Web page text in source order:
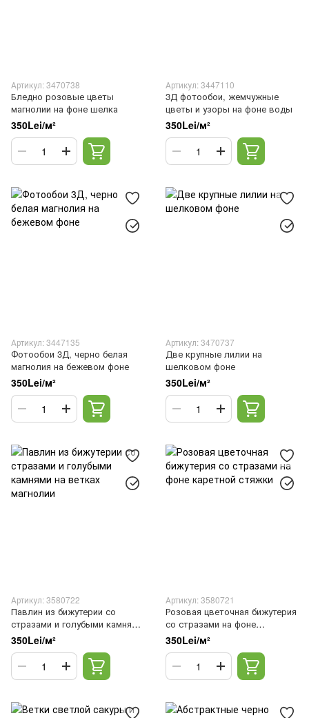
Артикул: 3470738
Бледно розовые цветы
магнолии на фоне шелка
350Lei/м²
Артикул: 3447110
3Д фотообои, жемчужные
цветы и узоры на фоне воды
350Lei/м²
Артикул: 3447135
Фотообои 3Д, черно белая
магнолия на бежевом фоне
350Lei/м²
Артикул: 3470737
Две крупные лилии на
шелковом фоне
350Lei/м²
Артикул: 3580722
Павлин из бижутерии со
стразами и голубыми камнями
на ветках магнолии
350Lei/м²
Артикул: 3580721
Розовая цветочная бижутерия
со стразами на фоне
каретной стяжки
350Lei/м²